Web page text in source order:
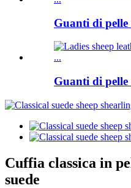
Guanti di
Guanti di
Cuffia classica in
suede